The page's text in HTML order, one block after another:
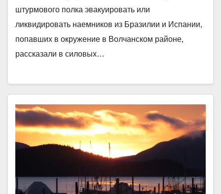
штурмового полка эвакуировать или
ликвидировать наемников из Бразилии и Испании,
попавших в окружение в Волчанском районе,
рассказали в силовых…